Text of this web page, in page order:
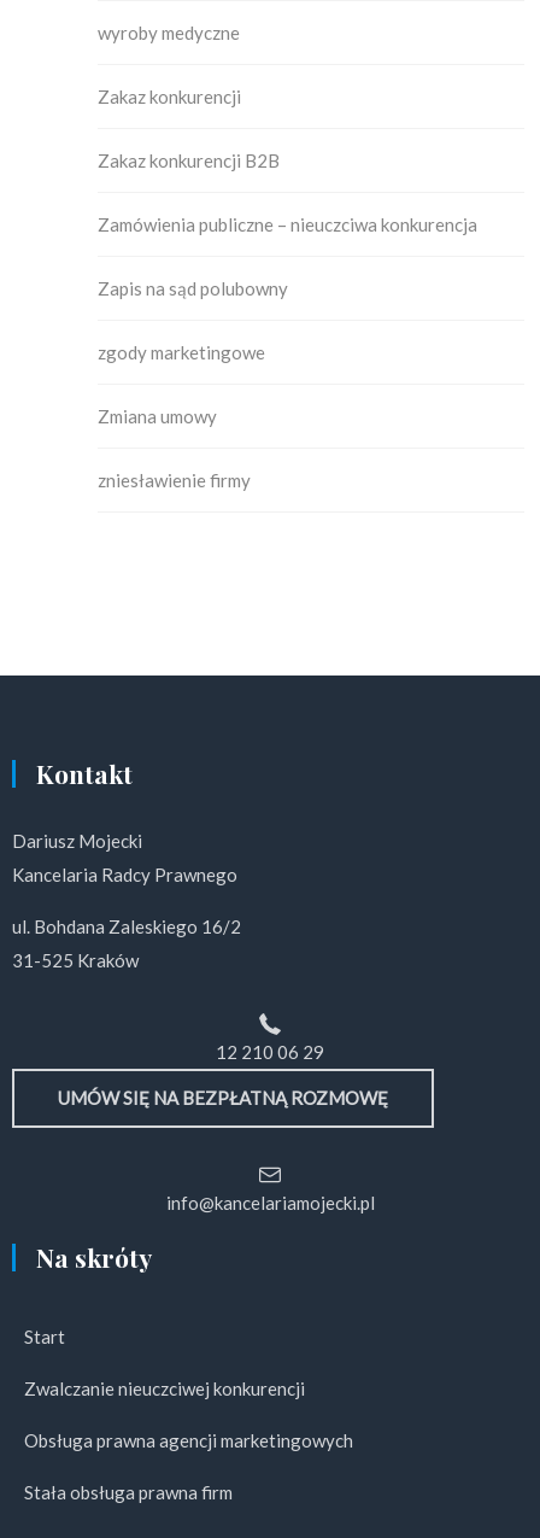
wyroby medyczne
Zakaz konkurencji
Zakaz konkurencji B2B
Zamówienia publiczne – nieuczciwa konkurencja
Zapis na sąd polubowny
zgody marketingowe
Zmiana umowy
zniesławienie firmy
Kontakt
Dariusz Mojecki
Kancelaria Radcy Prawnego
ul. Bohdana Zaleskiego 16/2
31-525 Kraków
12 210 06 29
UMÓW SIĘ NA BEZPŁATNĄ ROZMOWĘ
info@kancelariamojecki.pl
Na skróty
Start
Zwalczanie nieuczciwej konkurencji
Obsługa prawna agencji marketingowych
Stała obsługa prawna firm